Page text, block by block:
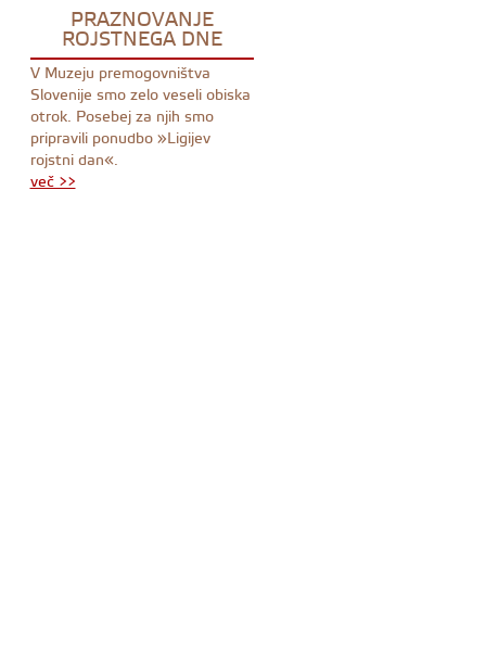
PRAZNOVANJE
ROJSTNEGA DNE
V Muzeju premogovništva
Slovenije smo zelo veseli obiska
otrok. Posebej za njih smo
pripravili ponudbo »Ligijev
rojstni dan«.
več >>